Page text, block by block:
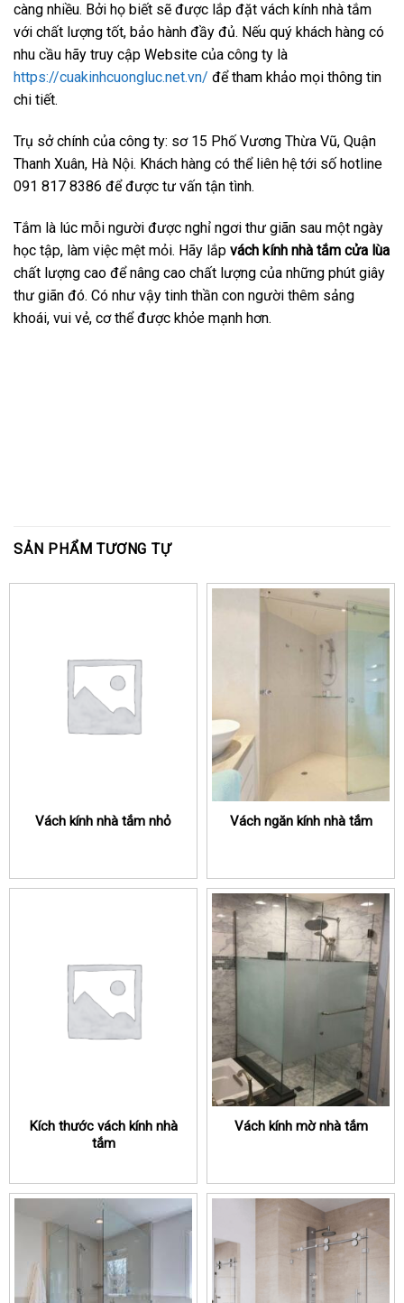
càng nhiều. Bởi họ biết sẽ được lắp đặt vách kính nhà tắm
với chất lượng tốt, bảo hành đầy đủ. Nếu quý khách hàng có
nhu cầu hãy truy cập Website của công ty là
https://cuakinhcuongluc.net.vn/ để tham khảo mọi thông tin
chi tiết.
Trụ sở chính của công ty: sơ 15 Phố Vương Thừa Vũ, Quận
Thanh Xuân, Hà Nội. Khách hàng có thể liên hệ tới số hotline
091 817 8386 để được tư vấn tận tình.
Tắm là lúc mỗi người được nghỉ ngơi thư giãn sau một ngày
học tập, làm việc mệt mỏi. Hãy lắp vách kính nhà tắm cửa lùa
chất lượng cao để nâng cao chất lượng của những phút giây
thư giãn đó. Có như vậy tinh thần con người thêm sảng
khoái, vui vẻ, cơ thể được khỏe mạnh hơn.
SẢN PHẨM TƯƠNG TỰ
Vách kính nhà tắm nhỏ Vách ngăn kính nhà tắm
Kích thước vách kính nhà
tắm
Vách kính mờ nhà tắm